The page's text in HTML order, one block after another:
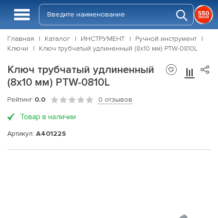
Главная Каталог ИНСТРУМЕНТ
Ручной инструмент
Ключи
Ключ трубчатый удлиненный (8х10 мм) PTW-0810L
Ключ трубчатый удлиненный
(8х10 мм) PTW-0810L
Рейтинг 0.0 0 отзывов
Товар в наличии
Артикул: A40122S